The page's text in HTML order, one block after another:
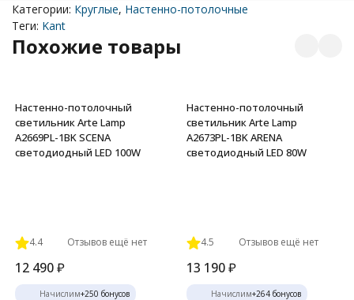
Категории: Круглые, Настенно-потолочные
Теги: Kant
Похожие товары
Настенно-потолочный
светильник Arte Lamp
A2669PL-1BK SCENA
светодиодный LED 100W
4.4 Отзывов ещё нет
12 490₽
Начислим+250 бонусов
Настенно-потолочный
светильник Arte Lamp
A2673PL-1BK ARENA
светодиодный LED 80W
4.5 Отзывов ещё нет
13 190 ₽
Начислим+264бонусов